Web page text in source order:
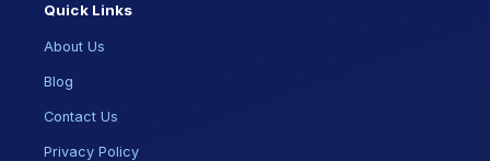
Quick Links
About Us
Blog
Contact Us
Privacy Policy